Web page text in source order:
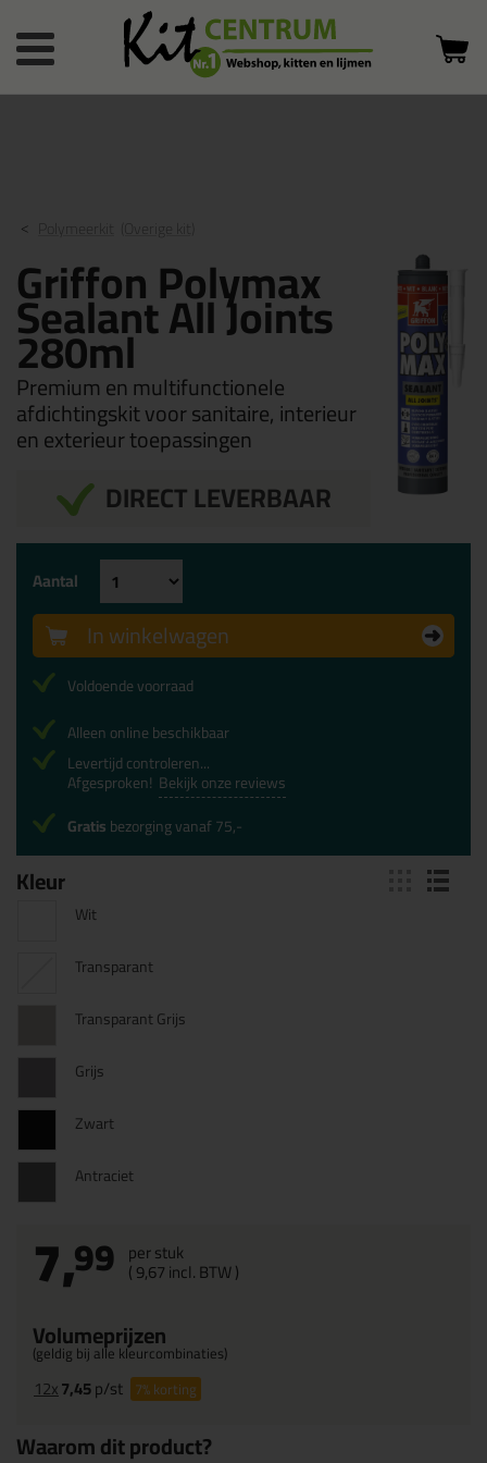
in winkelwagen
Bestelstatus
of inloggen
Griffon Polymax
Sealant All Joints
280ml
Premium en multifunctionele
afdichtingskit voor sanitaire, interieur
en exterieur toepassingen
DIRECT LEVERBAAR
Kleur
Wit
Transparant
Transparant Grijs
Grijs
Zwart
Antraciet
7,99 per stuk
(9,67incl. BTW )
Volumeprijzen
(geldig bij alle kleurcombinaties)
12x7,45p/st 7%korting
Aantal
In winkelwagen
Voldoende voorraad
Alleen online beschikbaar
Levertijd controleren...
Afgesproken! Bekijk onze reviews
Gratisbezorging vanaf 75,-
Waarom dit product?